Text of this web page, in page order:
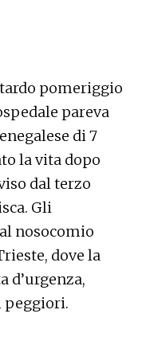
pomeriggio
pareva
di 7
la vita dopo
dal terzo
Gli
nosocomio
dove la
d’urgenza,
peggiori.